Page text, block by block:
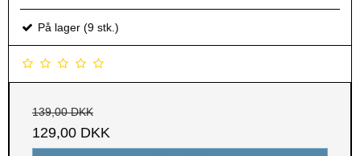
På lager (9 stk.)
139,00 DKK
129,00 DKK